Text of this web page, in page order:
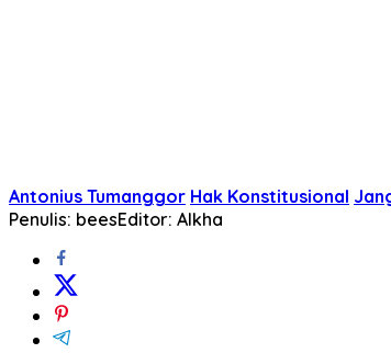
Antonius Tumanggor Hak Konstitusional
Penulis: beesEditor: Alkha